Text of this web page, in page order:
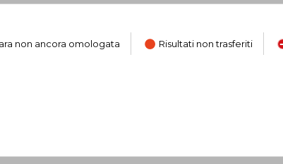
non ancora omologata Risultati non trasferiti